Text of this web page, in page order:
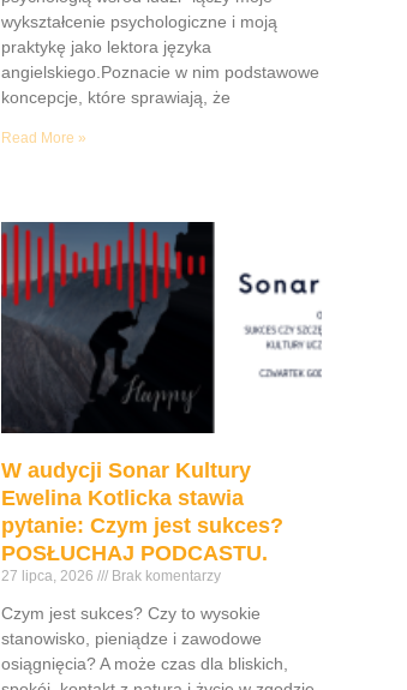
wykształcenie psychologiczne i moją
praktykę jako lektora języka
angielskiego.Poznacie w nim podstawowe
koncepcje, które sprawiają, że
Read More »
W audycji Sonar Kultury
Ewelina Kotlicka stawia
pytanie: Czym jest sukces?
POSŁUCHAJ PODCASTU.
27 lipca, 2026 Brak komentarzy
Czym jest sukces? Czy to wysokie
stanowisko, pieniądze i zawodowe
osiągnięcia? A może czas dla bliskich,